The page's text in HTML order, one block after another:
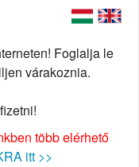
Foglalja le
várakoznia.
több elérhető
itt >>